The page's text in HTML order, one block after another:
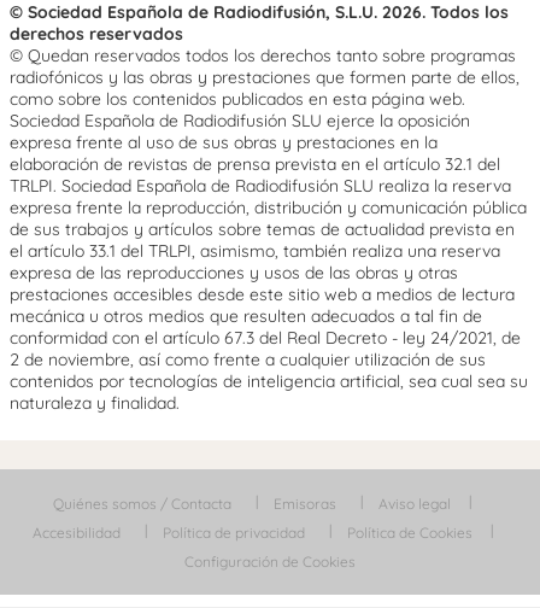
© Sociedad Española de Radiodifusión, S.L.U. 2026. Todos los
derechos reservados
© Quedan reservados todos los derechos tanto sobre programas
radiofónicos y las obras y prestaciones que formen parte de ellos,
como sobre los contenidos publicados en esta página web.
Sociedad Española de Radiodifusión SLU ejerce la oposición
expresa frente al uso de sus obras y prestaciones en la
elaboración de revistas de prensa prevista en el artículo 32.1 del
TRLPI. Sociedad Española de Radiodifusión SLU realiza la reserva
expresa frente la reproducción, distribución y comunicación pública
de sus trabajos y artículos sobre temas de actualidad prevista en
el artículo 33.1 del TRLPI, asimismo, también realiza una reserva
expresa de las reproducciones y usos de las obras y otras
prestaciones accesibles desde este sitio web a medios de lectura
mecánica u otros medios que resulten adecuados a tal fin de
conformidad con el artículo 67.3 del Real Decreto - ley 24/2021, de
2 de noviembre, así como frente a cualquier utilización de sus
contenidos por tecnologías de inteligencia artificial, sea cual sea su
naturaleza y finalidad.
Quiénes somos / Contacta Emisoras
Aviso legal
Accesibilidad
Política de privacidad
Política de Cookies
Configuración de Cookies